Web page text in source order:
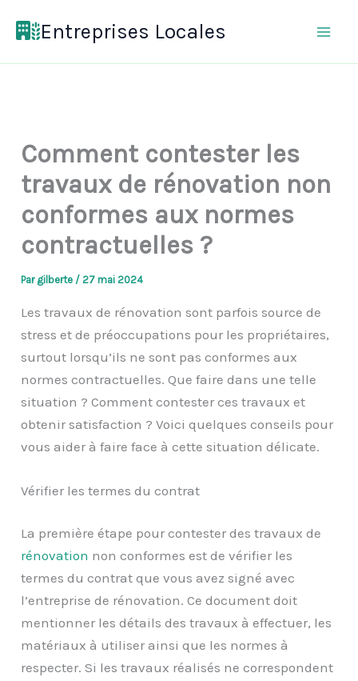
Entreprises Locales
Comment contester les
travaux de rénovation non
conformes aux normes
contractuelles ?
Par gilberte /27 mai 2024
Les travaux de rénovation sont parfois source de
stress et de préoccupations pour les propriétaires,
surtout lorsqu’ils ne sont pas conformes aux
normes contractuelles. Que faire dans une telle
situation ? Comment contester ces travaux et
obtenir satisfaction ? Voici quelques conseils pour
vous aider à faire face à cette situation délicate.
Vérifier les termes du contrat
La première étape pour contester des travaux de
rénovation non conformes est de vérifier les
termes du contrat que vous avez signé avec
l’entreprise de rénovation. Ce document doit
mentionner les détails des travaux à effectuer, les
matériaux à utiliser ainsi que les normes à
respecter. Si les travaux réalisés ne correspondent